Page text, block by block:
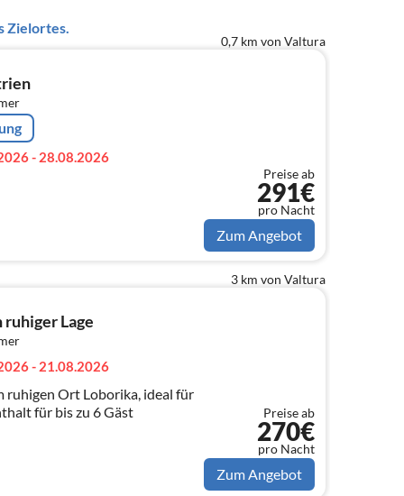
Zielortes.
0,7 km von Valtura
- 28.08.2026
Preise ab
291€
pro Nacht
Zum Angebot
3 km von Valtura
Lage
- 21.08.2026
ruhigen Ort Loborika, ideal für
für bis zu 6 Gäst
Preise ab
270€
pro Nacht
Zum Angebot